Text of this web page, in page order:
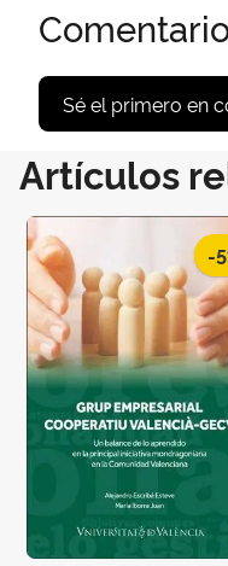
Sé el primero en
Artículos
-